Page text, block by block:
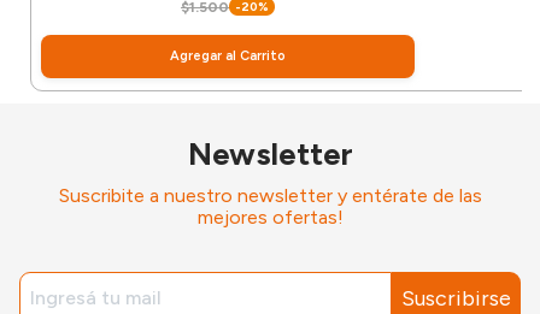
$1.500 -20%
Agregar al Carrito
Newsletter
Suscribite a nuestro newsletter y entérate de las
mejores ofertas!
Suscribirse